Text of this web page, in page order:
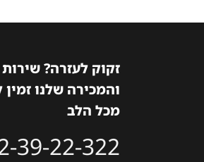
זקוק לעזרה?
והמכירה שלנו
מכל הלב
39-22-322